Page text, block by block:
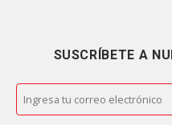
SUSCRÍBETE A